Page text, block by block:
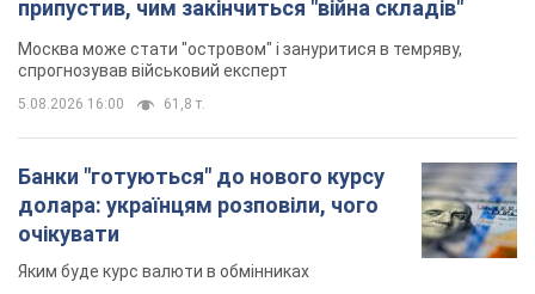
припустив, чим закінчиться "війна складів"
Москва може стати "островом" і зануритися в темряву,
спрогнозував військовий експерт
5.08.2026 16:00 61,8 т.
Банки "готуються" до нового курсу
долара: українцям розповіли, чого
очікувати
Яким буде курс валюти в обмінниках